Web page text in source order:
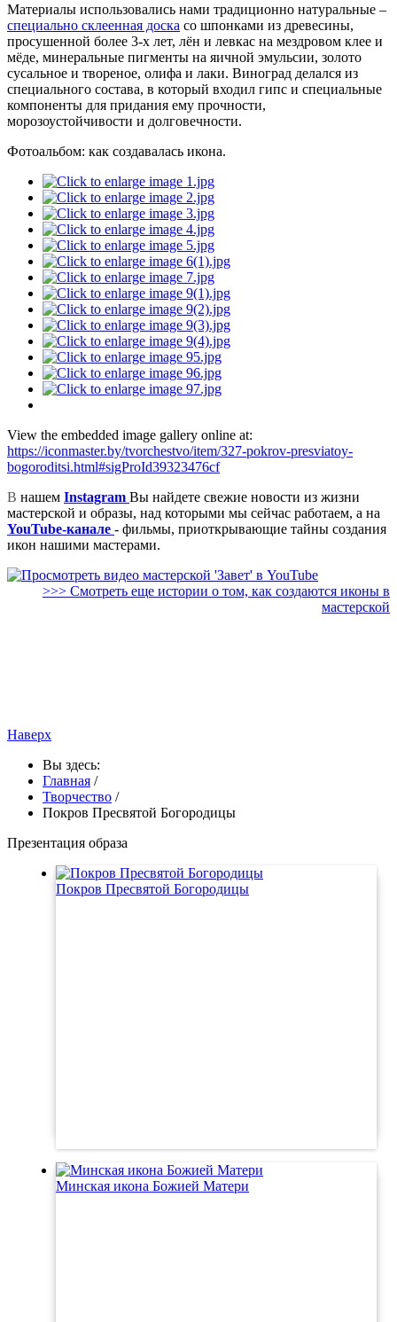
Материалы использовались нами традиционно натуральные –
специально склеенная доска со шпонками из древесины,
просушенной более 3-х лет, лён и левкас на мездровом клее и
мёде, минеральные пигменты на яичной эмульсии, золото
сусальное и твореное, олифа и лаки. Виноград делался из
специального состава, в который входил гипс и специальные
компоненты для придания ему прочности,
морозоустойчивости и долговечности.
Фотоальбом: как создавалась икона.
View the embedded image gallery online at:
https://iconmaster.by/tvorchestvo/item/327-pokrov-presviatoy-
bogoroditsi.html#sigProId39323476cf
В нашем Instagram Вы найдете свежие новости из жизни
мастерской и образы, над которыми мы сейчас работаем, а на
YouTube-канале - фильмы, приоткрывающие тайны создания
икон нашими мастерами.
>>> Смотреть еще истории о том, как создаются иконы в
мастерской
Наверх
Вы здесь:
Главная /
Творчество /
Покров Пресвятой Богородицы
Презентация образа
Покров Пресвятой Богородицы
Минская икона Божией Матери